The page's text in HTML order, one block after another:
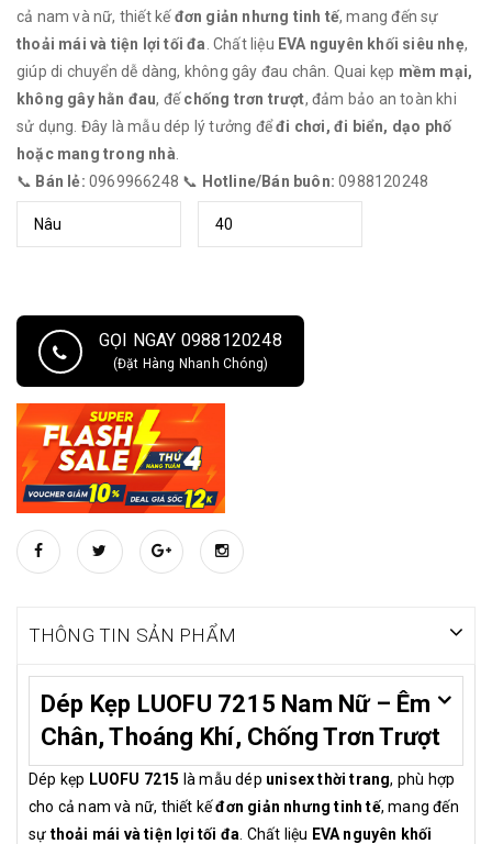
cả nam và nữ, thiết kếđơn giản nhưng tinh tế, mang đến sự
thoải mái và tiện lợi tối đa. Chất liệu EVA nguyên khối siêu nhẹ,
giúp di chuyển dễ dàng, không gây đau chân. Quai kẹp mềm mại,
không gây hằn đau, đếchống trơn trượt, đảm bảo an toàn khi
sử dụng. Đây là mẫu dép lý tưởng đểđi chơi, đi biển, dạo phố
hoặc mang trong nhà.
📞 Bán lẻ: 0969966248 📞 Hotline/Bán buôn: 0988120248
GỌI NGAY 0988120248
(Đặt Hàng Nhanh Chóng)
THÔNG TIN SẢN PHẨM
Dép Kẹp LUOFU 7215 Nam Nữ – Êm
Chân, Thoáng Khí, Chống Trơn Trượt
Dép kẹp LUOFU 7215 là mẫu dép unisex thời trang, phù hợp
cho cả nam và nữ, thiết kếđơn giản nhưng tinh tế, mang đến
sự thoải mái và tiện lợi tối đa. Chất liệu EVA nguyên khối